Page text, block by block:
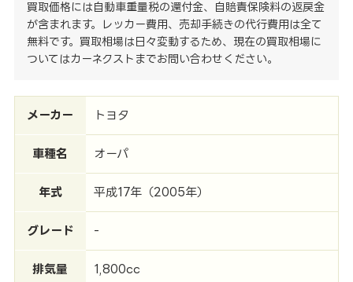
買取価格には自動車重量税の還付金、自賠責保険料の返戻金
が含まれます。レッカー費用、売却手続きの代行費用は全て
無料です。買取相場は日々変動するため、現在の買取相場に
ついてはカーネクストまでお問い合わせください。
メーカー トヨタ
車種名 オーパ
年式 平成17年（2005年）
グレード -
排気量 1,800cc